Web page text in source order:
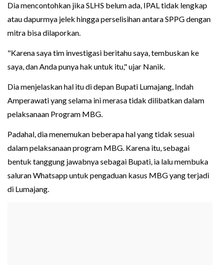
Dia mencontohkan jika SLHS belum ada, IPAL tidak lengkap
atau dapurmya jelek hingga perselisihan antara SPPG dengan
mitra bisa dilaporkan.
"Karena saya tim investigasi beritahu saya, tembuskan ke
saya, dan Anda punya hak untuk itu," ujar Nanik.
Dia menjelaskan hal itu di depan Bupati Lumajang, Indah
Amperawati yang selama ini merasa tidak dilibatkan dalam
pelaksanaan Program MBG.
Padahal, dia menemukan beberapa hal yang tidak sesuai
dalam pelaksanaan program MBG. Karena itu, sebagai
bentuk tanggung jawabnya sebagai Bupati, ia lalu membuka
saluran Whatsapp untuk pengaduan kasus MBG yang terjadi
di Lumajang.